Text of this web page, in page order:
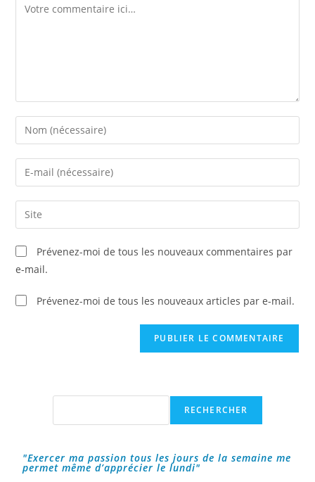
Comment
Enter
your
name
comment
Enter
your
email
address
comment
Saisir
l’URL
de
votre
(facultatif)
Prévenez-moi de tous les nouveaux commentaires par
e-mail.
Prévenez-moi de tous les nouveaux articles par e-mail.
RECHERCHER
"Exercer ma passion tous les jours de la semaine me
permet même d’apprécier le lundi"